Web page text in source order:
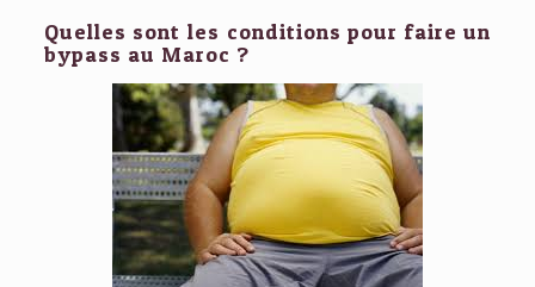
Quelles sont les conditions pour faire un
bypass au Maroc ?